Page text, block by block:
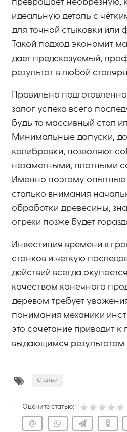
превращает необрезную,
идеальную деталь с
для точной стыковки или
Такой подход экономит
даёт предсказуемый,
результат в любой
Правильно
залог успеха всего
будь то массивный стол
Минимальные допуски,
калибровки, позволяют
незаметными, плотными
Именно поэтому опытные
столько внимания
обработки древесины,
огрехи позже будет
Инвестиция времени в
станков и чёткую
действий всегда
качеством конечного
деревом требует
понимания механики
это сочетание приводит
выдающимся результатам
Статьи
Оцените статью: